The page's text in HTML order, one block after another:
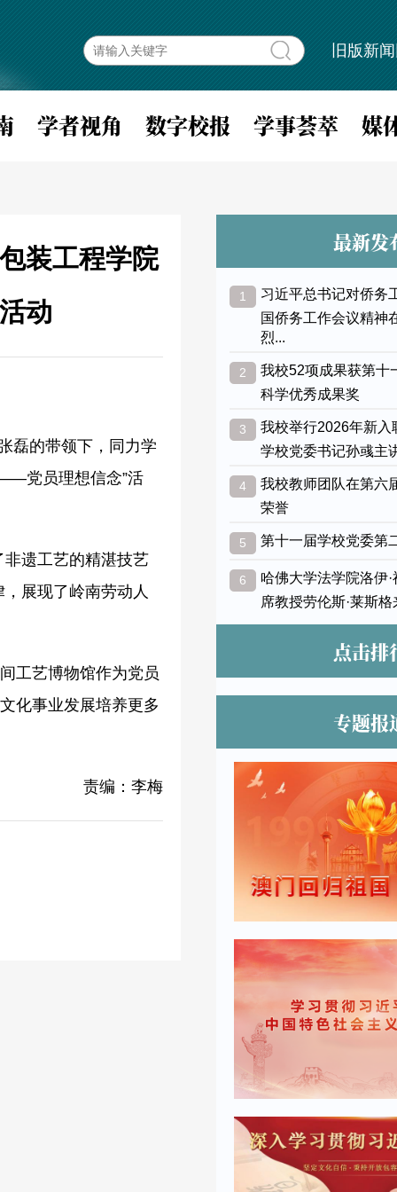
旧版新
学者视角 数字校报 学事荟萃 媒
装工程学院
动
磊的带领下，同力学
党员理想信念”活
非遗工艺的精湛技艺
展现了岭南劳动人
工艺博物馆作为党员
化事业发展培养更多
责编：李梅
最新发
1 习近平总书记对侨务
国侨务工作会议精神
烈...
2 我校52项成果获第十
科学优秀成果奖
3 我校举行2026年新入
学校党委书记孙彧主
4 我校教师团队在第六
荣誉
5 第十一届学校党委第
6 哈佛大学法学院洛伊
席教授劳伦斯·莱斯
点击排
专题报